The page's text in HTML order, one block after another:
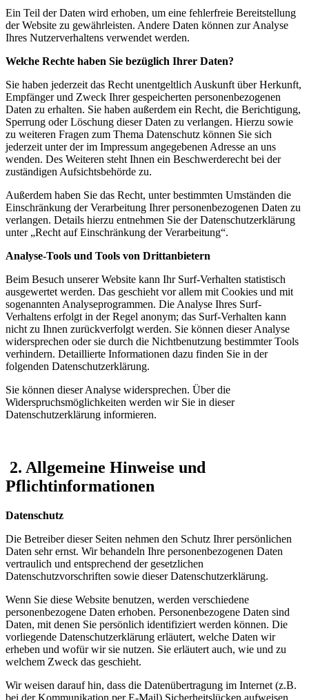
Ein Teil der Daten wird erhoben, um eine fehlerfreie Bereitstellung
der Website zu gewährleisten. Andere Daten können zur Analyse
Ihres Nutzerverhaltens verwendet werden.
Welche Rechte haben Sie bezüglich Ihrer Daten?
Sie haben jederzeit das Recht unentgeltlich Auskunft über Herkunft,
Empfänger und Zweck Ihrer gespeicherten personenbezogenen
Daten zu erhalten. Sie haben außerdem ein Recht, die Berichtigung,
Sperrung oder Löschung dieser Daten zu verlangen. Hierzu sowie
zu weiteren Fragen zum Thema Datenschutz können Sie sich
jederzeit unter der im Impressum angegebenen Adresse an uns
wenden. Des Weiteren steht Ihnen ein Beschwerderecht bei der
zuständigen Aufsichtsbehörde zu.
Außerdem haben Sie das Recht, unter bestimmten Umständen die
Einschränkung der Verarbeitung Ihrer personenbezogenen Daten zu
verlangen. Details hierzu entnehmen Sie der Datenschutzerklärung
unter „Recht auf Einschränkung der Verarbeitung“.
Analyse-Tools und Tools von Drittanbietern
Beim Besuch unserer Website kann Ihr Surf-Verhalten statistisch
ausgewertet werden. Das geschieht vor allem mit Cookies und mit
sogenannten Analyseprogrammen. Die Analyse Ihres Surf-
Verhaltens erfolgt in der Regel anonym; das Surf-Verhalten kann
nicht zu Ihnen zurückverfolgt werden. Sie können dieser Analyse
widersprechen oder sie durch die Nichtbenutzung bestimmter Tools
verhindern. Detaillierte Informationen dazu finden Sie in der
folgenden Datenschutzerklärung.
Sie können dieser Analyse widersprechen. Über die
Widerspruchsmöglichkeiten werden wir Sie in dieser
Datenschutzerklärung informieren.
2. Allgemeine Hinweise und
Pflichtinformationen
Datenschutz
Die Betreiber dieser Seiten nehmen den Schutz Ihrer persönlichen
Daten sehr ernst. Wir behandeln Ihre personenbezogenen Daten
vertraulich und entsprechend der gesetzlichen
Datenschutzvorschriften sowie dieser Datenschutzerklärung.
Wenn Sie diese Website benutzen, werden verschiedene
personenbezogene Daten erhoben. Personenbezogene Daten sind
Daten, mit denen Sie persönlich identifiziert werden können. Die
vorliegende Datenschutzerklärung erläutert, welche Daten wir
erheben und wofür wir sie nutzen. Sie erläutert auch, wie und zu
welchem Zweck das geschieht.
Wir weisen darauf hin, dass die Datenübertragung im Internet (z.B.
bei der Kommunikation per E-Mail) Sicherheitslücken aufweisen